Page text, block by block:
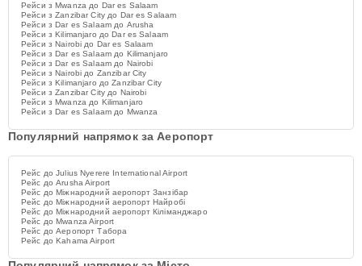
Рейси з Mwanza до Dar es Salaam
Рейси з Zanzibar City до Dar es Salaam
Рейси з Dar es Salaam до Arusha
Рейси з Kilimanjaro до Dar es Salaam
Рейси з Nairobi до Dar es Salaam
Рейси з Dar es Salaam до Kilimanjaro
Рейси з Dar es Salaam до Nairobi
Рейси з Nairobi до Zanzibar City
Рейси з Kilimanjaro до Zanzibar City
Рейси з Zanzibar City до Nairobi
Рейси з Mwanza до Kilimanjaro
Рейси з Dar es Salaam до Mwanza
Популярний напрямок за Аеропорт
Рейс до Julius Nyerere International Airport
Рейс до Arusha Airport
Рейс до Міжнародний аеропорт Занзібар
Рейс до Міжнародний аеропорт Найробі
Рейс до Міжнародний аеропорт Кіліманджаро
Рейс до Mwanza Airport
Рейс до Aеропорт Табора
Рейс до Kahama Airport